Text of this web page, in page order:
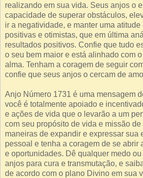
realizando em sua vida. Seus anjos o
capacidade de superar obstáculos,
ir a negatividade, e manter uma
positivas e otimistas, que em última
resultados positivos. Confie que tudo
o seu bem maior e está alinhado com
alma. Tenham a coragem de seguir
confie que seus anjos o cercam de
Anjo Número 1731 é uma mensagem
você é totalmente apoiado e
e ações de vida que o levarão a um
com seu propósito de vida e missão
maneiras de expandir e expressar sua
pessoal e tenha a coragem de se abrir
e oportunidades. Dê qualquer medo
anjos para cura e transmutação, e
de acordo com o plano Divino em sua